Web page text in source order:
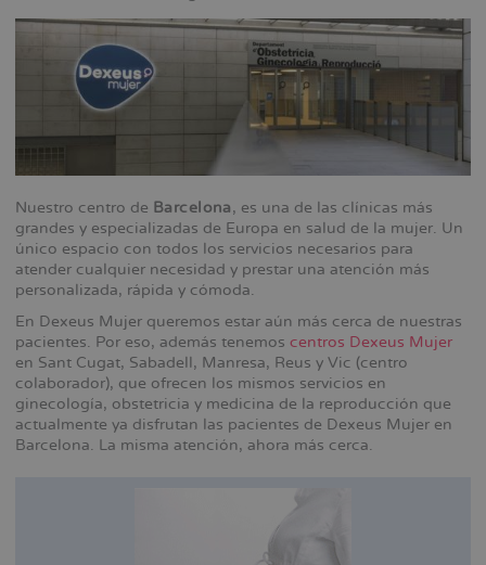
Nuestro centro de Barcelona, es una de las clínicas más
grandes y especializadas de Europa en salud de la mujer. Un
único espacio con todos los servicios necesarios para
atender cualquier necesidad y prestar una atención más
personalizada, rápida y cómoda.
En Dexeus Mujer queremos estar aún más cerca de nuestras
pacientes. Por eso, además tenemos centros Dexeus Mujer
en Sant Cugat, Sabadell, Manresa, Reus y Vic (centro
colaborador), que ofrecen los mismos servicios en
ginecología, obstetricia y medicina de la reproducción que
actualmente ya disfrutan las pacientes de Dexeus Mujer en
Barcelona. La misma atención, ahora más cerca.